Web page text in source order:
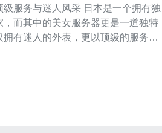
人风采 日本是一个拥有独
，而其中的美女服务器更是一道独特
有迷人的外表，更以顶级的服务态